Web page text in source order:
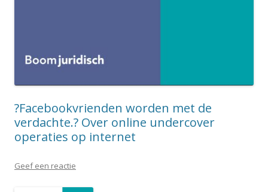
?Facebookvrienden worden met de
verdachte.? Over online undercover
operaties op internet
Geef een reactie